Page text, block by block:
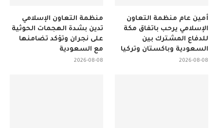
منظمة التعاون الإسلامي
تدين بشدة الهجمات الحوثية
على نجران وتؤكد تضامنها
مع السعودية
2026-08-08
أمين عام منظمة التعاون
الإسلامي يرحب باتفاق مكة
للدفاع المشترك بين
السعودية وباكستان وتركيا
2026-08-08